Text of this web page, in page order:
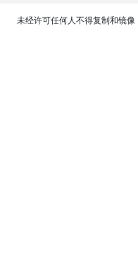
未经许可任何人不得复制和镜